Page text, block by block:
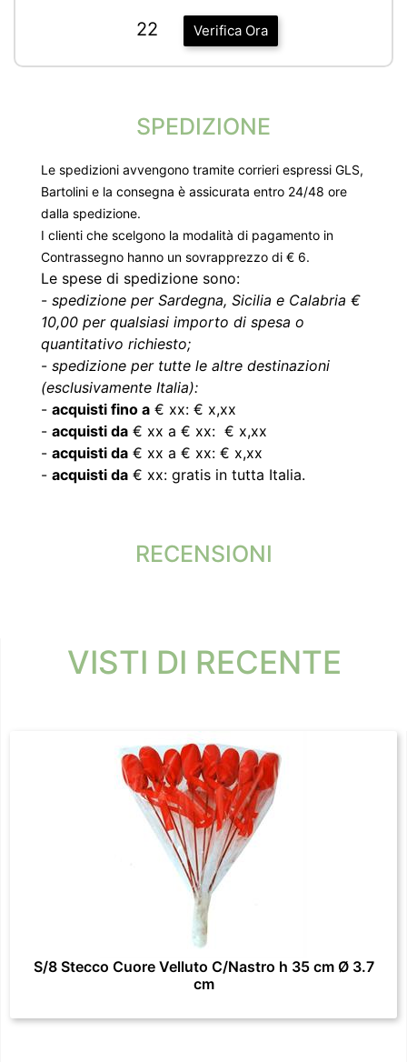
Verifica Ora
22
SPEDIZIONE
Le spedizioni avvengono tramite corrieri espressi GLS,
Bartolini e la consegna è assicurata entro 24/48 ore
dalla spedizione.
I clienti che scelgono la modalità di pagamento in
Contrassegno hanno un sovrapprezzo di € 6.
Le spese di spedizione sono:
- spedizione per Sardegna, Sicilia e Calabria €
10,00 per qualsiasi importo di spesa o
quantitativo richiesto;
- spedizione per tutte le altre destinazioni
(esclusivamente Italia):
- acquisti fino a € xx: € x,xx
- acquisti da € xx a € xx: € x,xx
- acquisti da € xx a € xx: € x,xx
- acquisti da € xx: gratis in tutta Italia.
RECENSIONI
VISTI DI RECENTE
S/8 Stecco Cuore Velluto C/Nastro h 35 cm Ø 3.7
cm